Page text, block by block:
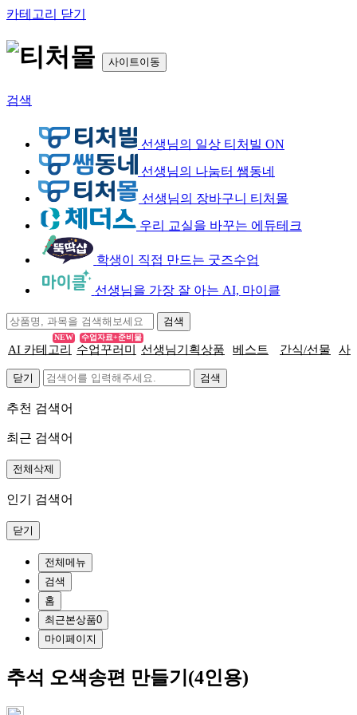
카테고리 닫기
사이트이동
검색
선생님의 일상 티처빌 ON
선생님의 나눔터 쌤동네
선생님의 장바구니 티처몰
우리 교실을 바꾸는 에듀테크
학생이 직접 만드는 굿즈수업
선생님을 가장 잘 아는 AI, 마이클
AI 카테고리
NEW
수업꾸러미
수업자료+준비물
선생님기획상품 베스트 간식/선물 사
닫기
추천 검색어
최근 검색어
전체삭제
인기 검색어
닫기
전체메뉴
검색
홈
최근본상품0
마이페이지
추석 오색송편 만들기(4인용)